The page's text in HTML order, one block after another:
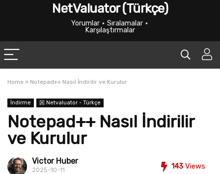
NetValuator (Türkçe)
Yorumlar ⋆ Sıralamalar ⋆
Karşılaştırmalar
Home » Notepad++ Nasıl İndirilir ve Kurulur
İndirme 龱 Netvaluator - Türkçe
Notepad++ Nasıl İndirilir
ve Kurulur
Victor Huber
2025-10-11 143 Views